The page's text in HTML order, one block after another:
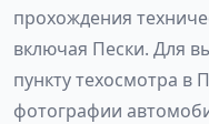
прохождения
включая Пески. Для
пункту техосмотра в
фотографии